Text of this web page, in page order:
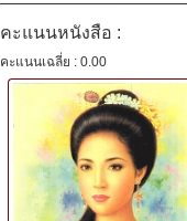
คะแนนหนังสือ :
คะแนนเฉลี่ย : 0.00